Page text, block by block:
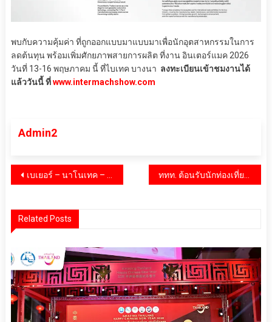
พบกับความคุ้มค่า ที่ถูกออกแบบมาแบบมาเพื่อนักอุตสาหกรรมในการ
ลดต้นทุน พร้อมเพิ่มศักยภาพสายการผลิต ที่งาน อินเตอร์แมค 2026
วันที่ 13-16 พฤษภาคม นี้ ที่ไบเทค บางนา ลงทะเบียนเข้าชมงานได้
แล้ววันนี้ ที่www.intermachshow.com
Admin2
แนะแนว
เบเยอร์ – นาโนเทค – แมริออท ผนึกกำลังอย่างต่อเนื่อง ยกระดับความปลอดภัยศูนย์เด็กเล็กคลองเตย เดินหน้านวัตกรรม “สีหน่วงไฟ” ควบคู่ภารกิจลด Food Waste
Related Posts